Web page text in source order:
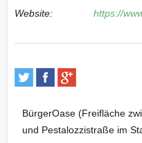
Website:
https://
BürgerOase (Freifläche
und Pestalozzistraße im